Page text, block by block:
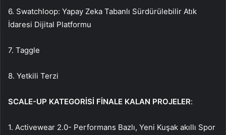
6. Swatchloop: Yapay Zeka Tabanlı Sürdürülebilir Atık
İdaresi Dijital Platformu
7. Taggle
8. Yetkili Terzi
SCALE-UP KATEGORİSİ FİNALE KALAN PROJELER:
1. Activewear 2.0- Performans Bazlı, Yeni Kuşak akıllı Spor